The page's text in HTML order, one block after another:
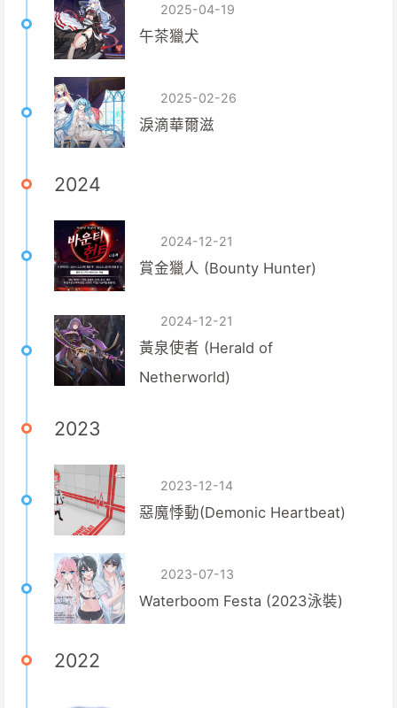
2025-04-19
午茶獵犬
2025-02-26
淚滴華爾滋
2024
2024-12-21
賞金獵人 (Bounty Hunter)
2024-12-21
黃泉使者 (Herald of
Netherworld)
2023
2023-12-14
惡魔悸動(Demonic Heartbeat)
2023-07-13
Waterboom Festa (2023泳裝)
2022